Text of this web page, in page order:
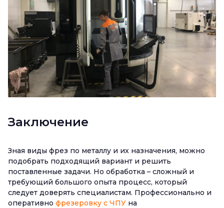
Заключение
Зная виды фрез по металлу и их назначения, можно
подобрать подходящий вариант и решить
поставленные задачи. Но обработка – сложный и
требующий большого опыта процесс, который
следует доверять специалистам. Профессионально и
оперативно фрезеровку с ЧПУ на